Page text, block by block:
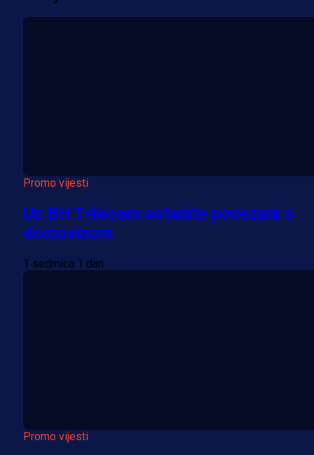
Promo vijesti
Uz BH Telecom ostanite povezani s
domovinom
1 sedmica 1 dan
Promo vijesti